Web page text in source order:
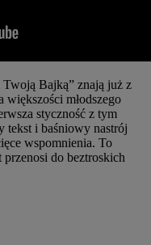
Bajką” znają już z
młodszego
styczność z tym
tekst i baśniowy nastrój
wspomnienia. To
do beztroskich